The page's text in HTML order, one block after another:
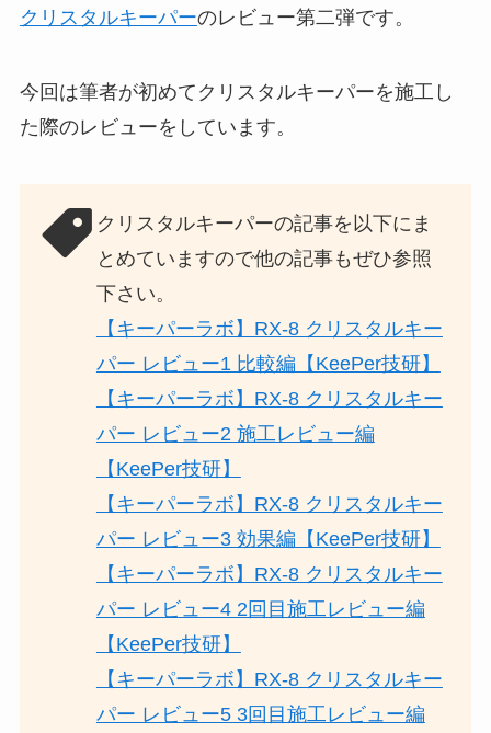
クリスタルキーパーのレビュー第二弾です。
今回は筆者が初めてクリスタルキーパーを施工し
た際のレビューをしています。
クリスタルキーパーの記事を以下にま
とめていますので他の記事もぜひ参照
下さい。
【キーパーラボ】RX-8 クリスタルキー
パー レビュー1 比較編【KeePer技研】
【キーパーラボ】RX-8 クリスタルキー
パー レビュー2 施工レビュー編
【KeePer技研】
【キーパーラボ】RX-8 クリスタルキー
パー レビュー3 効果編【KeePer技研】
【キーパーラボ】RX-8 クリスタルキー
パー レビュー4 2回目施工レビュー編
【KeePer技研】
【キーパーラボ】RX-8 クリスタルキー
パー レビュー5 3回目施工レビュー編